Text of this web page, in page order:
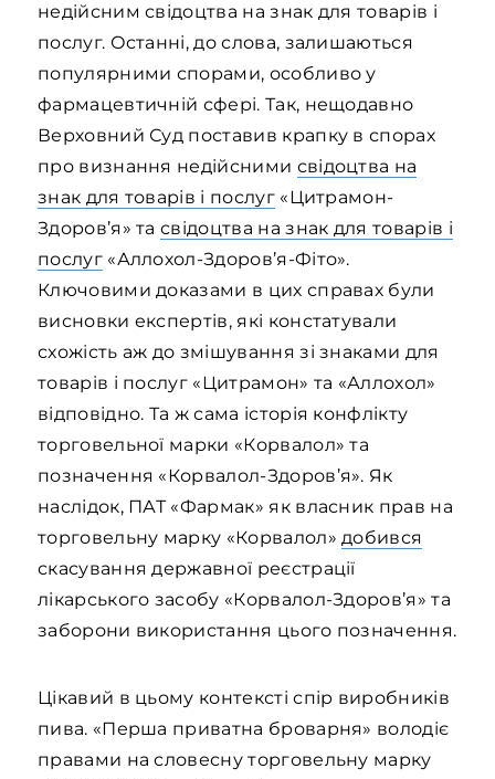
недійсним свідоцтва на знак для товарів і
послуг. Останні, до слова, залишаються
популярними спорами, особливо у
фармацевтичній сфері. Так, нещодавно
Верховний Суд поставив крапку в спорах
про визнання недійсними свідоцтва на
знак для товарів і послуг«Цитрамон-
Здоров’я» тасвідоцтва на знак для товарів і
послуг«Аллохол-Здоров’я-Фіто».
Ключовими доказами в цих справах були
висновки експертів, які констатували
схожість аж до змішування зі знаками для
товарів і послуг «Цитрамон» та «Аллохол»
відповідно. Та ж сама історія конфлікту
торговельної марки «Корвалол» та
позначення «Корвалол-Здоров’я». Як
наслідок, ПАТ «Фармак» як власник прав на
торговельну марку «Корвалол»добився
скасування державної реєстрації
лікарського засобу «Корвалол-Здоров’я» та
заборони використання цього позначення.
Цікавий в цьому контексті спір виробників
пива. «Перша приватна броварня» володіє
правами на словесну торговельну марку